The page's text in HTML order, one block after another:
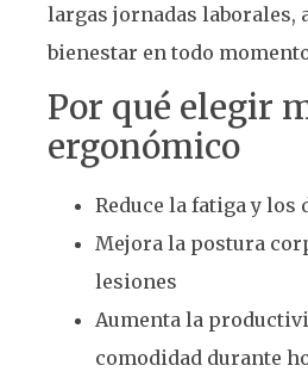
largas jornadas laborales,
bienestar en todo
Por qué elegir
ergonómico
Reduce la fatiga y
Mejora la postura
lesiones
Aumenta la
comodidad durante